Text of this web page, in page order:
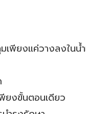
พียงแค่วางลงในน้
ยงขั้นตอนเดียว